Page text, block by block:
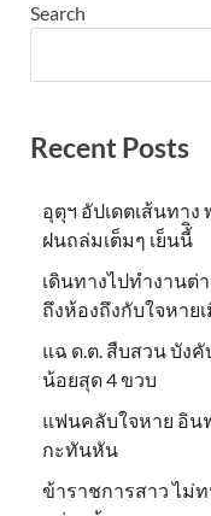
Search
Recent Posts
อุตุฯ อัปเดตเส้นทา
ฝนถล่มเต็มๆ เย็นนี้ิ
เดินทางไปทำงานต่
ถึงห้องถึงกับใจหาย
แฉ ด.ต. สืบสวน บัง
น้อยสุด 4 ขวบ
แฟนคลับใจหาย อิน
กะทันหัน
ข้าราชการสาว ไม่